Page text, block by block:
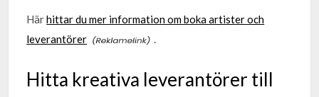
Härhittar du mer information om boka artister och
leverantörer
Hitta kreativa leverantörer till